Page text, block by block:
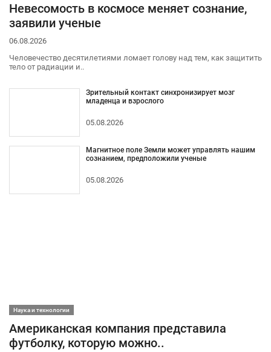
Невесомость в космосе меняет сознание,
заявили ученые
06.08.2026
Человечество десятилетиями ломает голову над тем, как защитить
тело от радиации и..
Зрительный контакт синхронизирует мозг
младенца и взрослого
05.08.2026
Магнитное поле Земли может управлять нашим
сознанием, предположили ученые
05.08.2026
Наука и технологии
Американская компания представила
футболку, которую можно..